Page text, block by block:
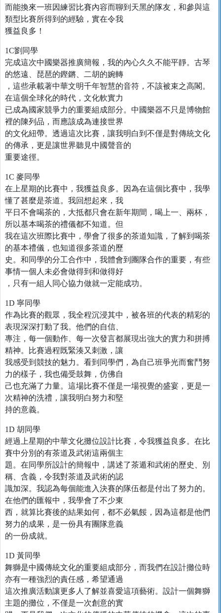
而能換來一班因練習比賽內容而聊到天黑的隊友，和參與這
類型比賽所得到的經驗，實在令我
獲益良多！
1C劉同學
完成這次中國樂器推廣簡報，我的內心久久不能平靜。古琴
的悠遠、琵琶的鏗鏘、二胡的婉轉
，這些承載著中華文明千年智慧的音符，不該被束之高閣。
在這個全球化的時代，文化軟實力
已成為國家競爭力的重要組成部分。中國樂器不只是博物館
裡的陳列品，而應該成為連接世界
的文化紐帶。透過這次比賽，讓我明白到不僅是對傳統文化
的傳承，更是讓世界聽見中國聲音的
重要途徑。
1C 麥同學
在上星期的比賽中，我獲益良多。因為在這個比賽中，我學
懂了甚麼是茶道。我回想起來，我
平日不會喝茶的，大抵都只會在新年期間，喝上一、兩杯，
所以基本喝茶的禮儀都不知道。但
我在這次班際比賽中，學會了很多的茶道知識，了解到喝茶
的基本禮儀，也知道很多茶道的歷
史。和同學的分工合作中，我體會到團隊合作的重要，有些
事情一個人未必會做得到和做得好
，只有一組人同心協力做就一定能成功。
1D 寧同學
作為比賽的觀眾，我全程沉浸其中，被各班的代表的精彩的
表現深深打動了我。他們的自信、
專注，每一個動作、每一次發言都展現出強大的實力和拼搏
精神。比賽過程既緊湊又刺激，讓
我感受到競技的魅力。看到同學們，為自己班爭光而奮鬥努
力的樣子，我也備受鼓舞，仿佛自
己也充滿了力量。這場比賽不僅是一場視覺的盛宴，更是一
次精神的洗禮，讓我明白努力和堅
持的意義。
1D 胡同學
經過上星期的中華文化攤位設計比賽，令我獲益良多。在比
賽中分別的有茶道及武術這兩個主
題。在同學所設計的簡報中，講述了茶遁和武術的歷史、別
稱、含義，令我對茶道及武術的認
識加深。我認為每個能進入決賽的隊伍都是付出了努力的。
在他們的匯報中，我學會了不少東
西，就算比賽後的結果如何，都不必氣餒，因為這都是他們
努力的成果，是一份具有團隊意義
的一份成就。
1D 黃同學
舞獅是中國傳統文化的重要組成部分，而我們在設計攤位時
亦有一種強烈的責任感，希望通過
這次推廣活動讓更多人了解並喜愛這項藝術。設計一個舞獅
主題的攤位，不僅是一次創意的實